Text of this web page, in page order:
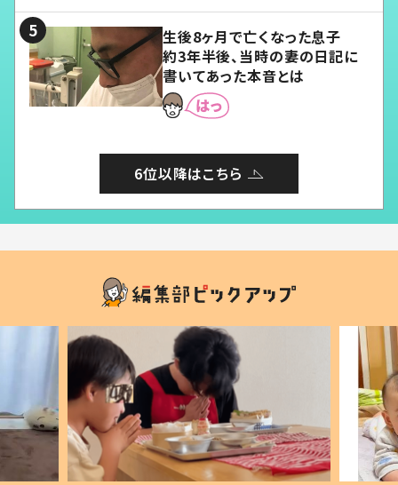
生後8ヶ月で亡くなった息子
約3年半後、当時の妻の日記に
書いてあった本音とは
6位以降はこちら